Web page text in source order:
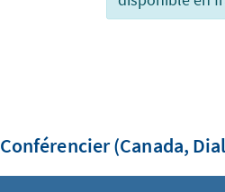
Conférencier (Canada,